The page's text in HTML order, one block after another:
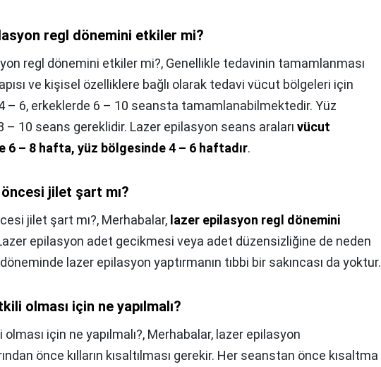
regl dönemini etkiler mi?
regl dönemini etkiler mi?, Genellikle tedavinin tamamlanması
ve kişisel özelliklere bağlı olarak tedavi vücut bölgeleri için
– 6, erkeklerde 6 – 10 seansta tamamlanabilmektedir. Yüz
– 10 seans gereklidir. Lazer epilasyon seans araları vücut
6 – 8 hafta, yüz bölgesinde 4 – 6 haftadır.
jilet şart mı?
jilet şart mı?, Merhabalar, lazer epilasyon regl dönemini
epilasyon adet gecikmesi veya adet düzensizliğine de neden
lazer epilasyon yaptırmanın tıbbi bir sakıncası da yoktur.
olması için ne yapılmalı?
için ne yapılmalı?, Merhabalar, lazer epilasyon
önce kılların kısaltılması gerekir. Her seanstan önce kısaltma